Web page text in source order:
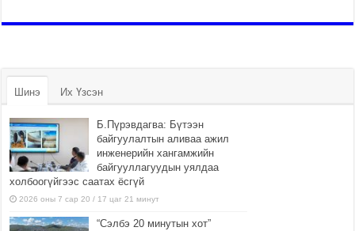
Шинэ Их Үзсэн
Б.Пүрэвдагва: Бүтээн
байгуулалтын аливаа ажил
инженерийн хангамжийн
байгууллагуудын уялдаа
холбоогүйгээс саатах ёсгүй
2026 оны 7 сар 20 / 17 цаг 21 минут
“Сэлбэ 20 минутын хот”